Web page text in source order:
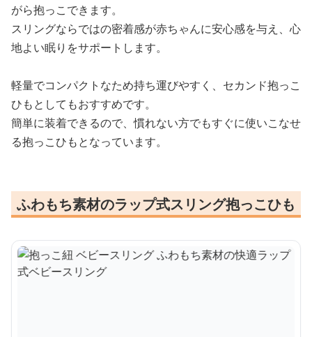
がら抱っこできます。
スリングならではの密着感が赤ちゃんに安心感を与え、心
地よい眠りをサポートします。
軽量でコンパクトなため持ち運びやすく、セカンド抱っこ
ひもとしてもおすすめです。
簡単に装着できるので、慣れない方でもすぐに使いこなせ
る抱っこひもとなっています。
ふわもち素材のラップ式スリング抱っこひも